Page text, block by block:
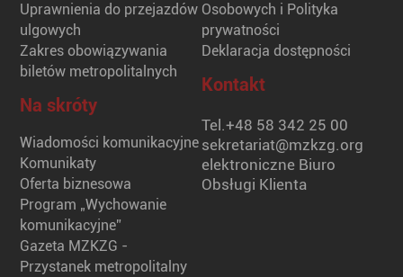
Uprawnienia do przejazdów
ulgowych
Zakres obowiązywania
biletów metropolitalnych
Na skróty
Wiadomości komunikacyjne
Komunikaty
Oferta biznesowa
Program „Wychowanie
komunikacyjne”
Gazeta MZKZG -
Przystanek metropolitalny
Osobowych i Polityka
prywatności
Deklaracja dostępności
Kontakt
Tel.+48 58 342 25 00
sekretariat@mzkzg.org
elektroniczne Biuro
Obsługi Klienta